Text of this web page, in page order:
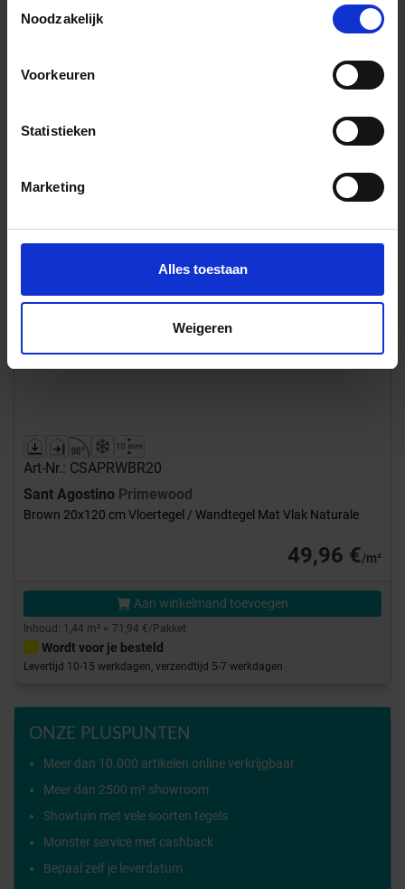
Noodzakelijk
Voorkeuren
Statistieken
Marketing
Alles toestaan
Weigeren
59,96 €/m²
Levertijd 10-15 werkdagen, verzendtijd 5-7 werkdagen
Art-Nr.: CSAPRWBR20
Sant Agostino Primewood
Brown 20x120 cm Vloertegel / Wandtegel Mat Vlak Naturale
49,96 €/m²
Aan winkelmand toevoegen
Inhoud: 1,44 m² = 71,94 €/Pakket
Wordt voor je besteld
Levertijd 10-15 werkdagen, verzendtijd 5-7 werkdagen
ONZE PLUSPUNTEN
Meer dan 10.000 artikelen online verkrijgbaar
Meer dan 2500 m² showroom
Showtuin met vele soorten tegels
Monster service met cashback
Bepaal zelf je leverdatum